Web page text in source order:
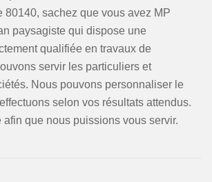
80140, sachez que vous avez MP
paysagiste qui dispose une
qualifiée en travaux de
servir les particuliers et
Nous pouvons personnaliser le
selon vos résultats attendus.
que nous puissions vous servir.